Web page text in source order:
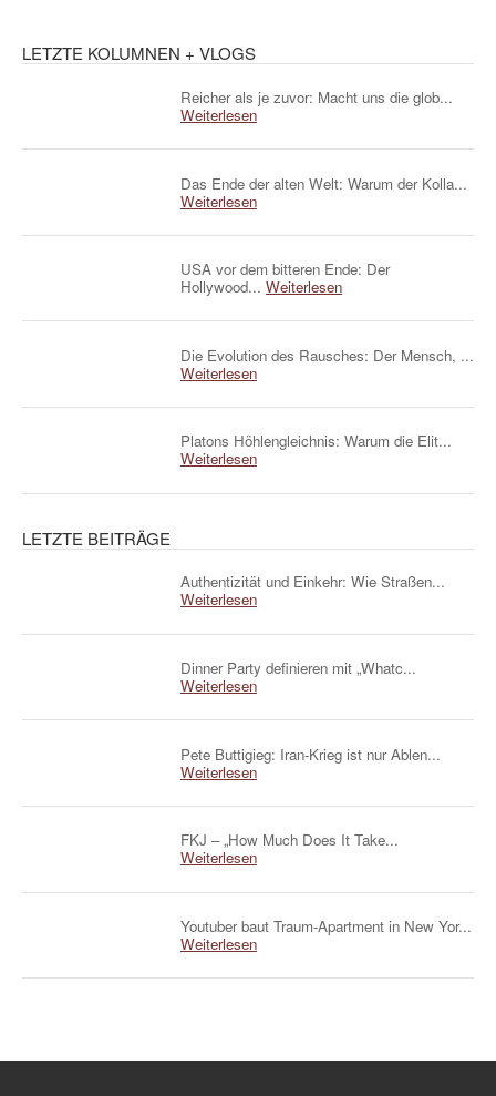
LETZTE KOLUMNEN + VLOGS
Reicher als je zuvor: Macht uns die glob...
Weiterlesen
Das Ende der alten Welt: Warum der Kolla...
Weiterlesen
USA vor dem bitteren Ende: Der
Hollywood... Weiterlesen
Die Evolution des Rausches: Der Mensch, ...
Weiterlesen
Platons Höhlengleichnis: Warum die Elit...
Weiterlesen
LETZTE BEITRÄGE
Authentizität und Einkehr: Wie Straßen...
Weiterlesen
Dinner Party definieren mit „Whatc...
Weiterlesen
Pete Buttigieg: Iran-Krieg ist nur Ablen...
Weiterlesen
FKJ – „How Much Does It Take...
Weiterlesen
Youtuber baut Traum-Apartment in New Yor...
Weiterlesen